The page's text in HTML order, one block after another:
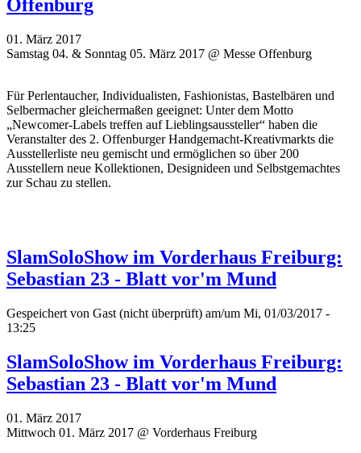
Offenburg
01. März 2017
Samstag 04. & Sonntag 05. März 2017 @ Messe Offenburg
Für Perlentaucher, Individualisten, Fashionistas, Bastelbären und
Selbermacher gleichermaßen geeignet: Unter dem Motto
„Newcomer-Labels treffen auf Lieblingsaussteller“ haben die
Veranstalter des 2. Offenburger Handgemacht-Kreativmarkts die
Ausstellerliste neu gemischt und ermöglichen so über 200
Ausstellern neue Kollektionen, Designideen und Selbstgemachtes
zur Schau zu stellen.
SlamSoloShow im Vorderhaus Freiburg:
Sebastian 23 - Blatt vor'm Mund
Gespeichert von Gast (nicht überprüft) am/um Mi, 01/03/2017 -
13:25
SlamSoloShow im Vorderhaus Freiburg:
Sebastian 23 - Blatt vor'm Mund
01. März 2017
Mittwoch 01. März 2017 @ Vorderhaus Freiburg